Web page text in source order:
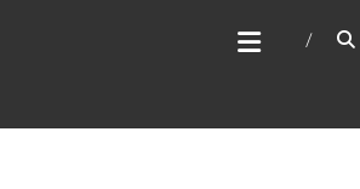
JESU